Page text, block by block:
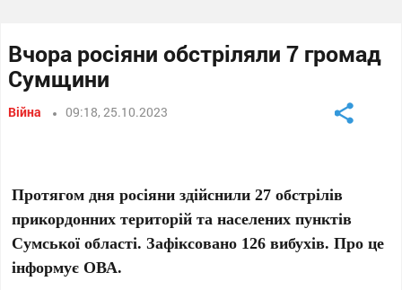
Вчора росіяни обстріляли 7 громад
Сумщини
Війна 09:18, 25.10.2023
Протягом дня росіяни здійснили 27 обстрілів
прикордонних територій та населених пунктів
Сумської області. Зафіксовано 126 вибухів. Про це
інформує ОВА.